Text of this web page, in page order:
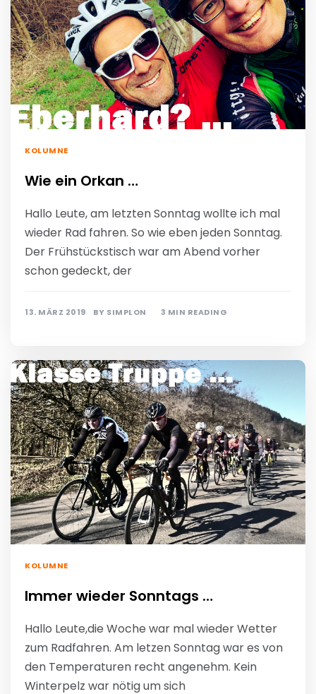
KOLUMNE
Wie ein Orkan …
Hallo Leute, am letzten Sonntag wollte ich mal
wieder Rad fahren. So wie eben jeden Sonntag.
Der Frühstückstisch war am Abend vorher
schon gedeckt, der
13. MÄRZ 2019 BY SIMPLON 3 MIN READING
KOLUMNE
Immer wieder Sonntags …
Hallo Leute,die Woche war mal wieder Wetter
zum Radfahren. Am letzen Sonntag war es von
den Temperaturen recht angenehm. Kein
Winterpelz war nötig um sich